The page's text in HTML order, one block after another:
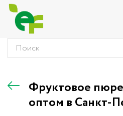
Фруктовое
оптом в Санкт-